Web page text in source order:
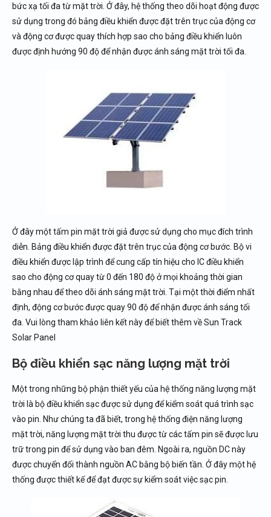
bức xạ tối đa từ mặt trời. Ở đây, hệ thống theo dõi hoạt động được
sử dụng trong đó bảng điều khiển được đặt trên trục của động cơ
và động cơ được quay thích hợp sao cho bảng điều khiển luôn
được định hướng 90 độ để nhận được ánh sáng mặt trời tối đa.
Ở đây một tấm pin mặt trời giả được sử dụng cho mục đích trình
diễn. Bảng điều khiển được đặt trên trục của động cơ bước. Bộ vi
điều khiển được lập trình để cung cấp tín hiệu cho IC điều khiển
sao cho động cơ quay từ 0 đến 180 độ ở mọi khoảng thời gian
bằng nhau để theo dõi ánh sáng mặt trời. Tại một thời điểm nhất
định, động cơ bước được quay 90 độ để nhận được ánh sáng tối
đa. Vui lòng tham khảo liên kết này để biết thêm về Sun Track
Solar Panel
Bộ điều khiển sạc năng lượng mặt trời
Một trong những bộ phận thiết yếu của hệ thống năng lượng mặt
trời là bộ điều khiển sạc được sử dụng để kiểm soát quá trình sạc
vào pin. Như chúng ta đã biết, trong hệ thống điện năng lượng
mặt trời, năng lượng mặt trời thu được từ các tấm pin sẽ được lưu
trữ trong pin để sử dụng vào ban đêm. Ngoài ra, nguồn DC này
được chuyển đổi thành nguồn AC bằng bộ biến tần. Ở đây một hệ
thống được thiết kế để đạt được sự kiểm soát việc sạc pin.